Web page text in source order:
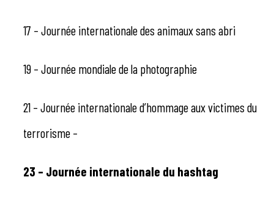
17 – Journée internationale des animaux sans abri
19 – Journée mondiale de la photographie
21 – Journée internationale d’hommage aux victimes du
terrorisme –
23 – Journée internationale du hashtag